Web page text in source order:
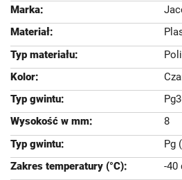
8
Pg
-40